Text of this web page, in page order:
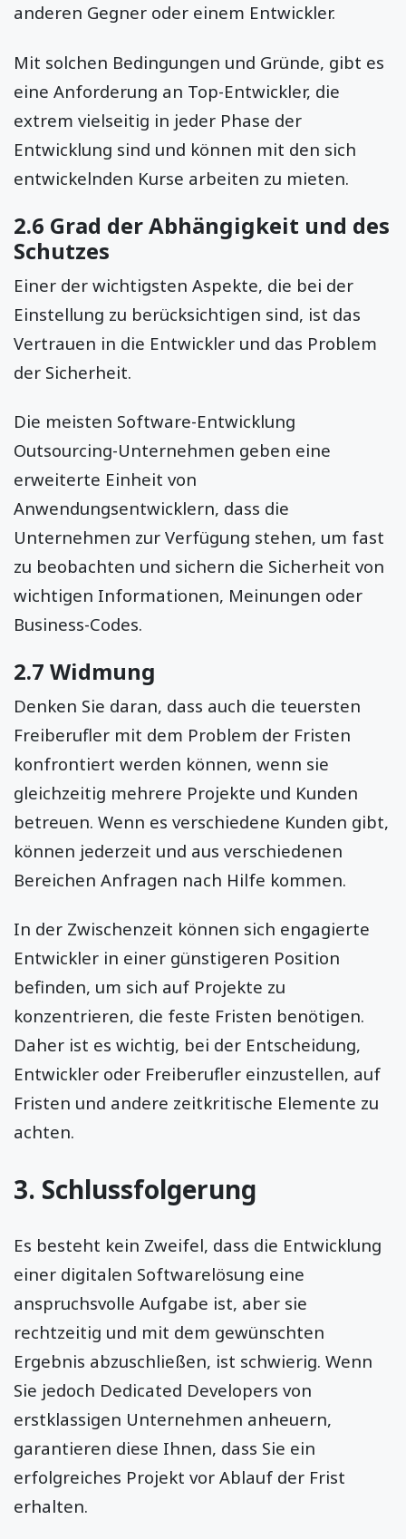
anderen Gegner oder einem Entwickler.
Mit solchen Bedingungen und Gründe, gibt es
eine Anforderung an Top-Entwickler, die
extrem vielseitig in jeder Phase der
Entwicklung sind und können mit den sich
entwickelnden Kurse arbeiten zu mieten.
2.6 Grad der Abhängigkeit und des
Schutzes
Einer der wichtigsten Aspekte, die bei der
Einstellung zu berücksichtigen sind, ist das
Vertrauen in die Entwickler und das Problem
der Sicherheit.
Die meisten Software-Entwicklung
Outsourcing-Unternehmen geben eine
erweiterte Einheit von
Anwendungsentwicklern, dass die
Unternehmen zur Verfügung stehen, um fast
zu beobachten und sichern die Sicherheit von
wichtigen Informationen, Meinungen oder
Business-Codes.
2.7 Widmung
Denken Sie daran, dass auch die teuersten
Freiberufler mit dem Problem der Fristen
konfrontiert werden können, wenn sie
gleichzeitig mehrere Projekte und Kunden
betreuen. Wenn es verschiedene Kunden gibt,
können jederzeit und aus verschiedenen
Bereichen Anfragen nach Hilfe kommen.
In der Zwischenzeit können sich engagierte
Entwickler in einer günstigeren Position
befinden, um sich auf Projekte zu
konzentrieren, die feste Fristen benötigen.
Daher ist es wichtig, bei der Entscheidung,
Entwickler oder Freiberufler einzustellen, auf
Fristen und andere zeitkritische Elemente zu
achten.
3. Schlussfolgerung
Es besteht kein Zweifel, dass die Entwicklung
einer digitalen Softwarelösung eine
anspruchsvolle Aufgabe ist, aber sie
rechtzeitig und mit dem gewünschten
Ergebnis abzuschließen, ist schwierig. Wenn
Sie jedoch Dedicated Developers von
erstklassigen Unternehmen anheuern,
garantieren diese Ihnen, dass Sie ein
erfolgreiches Projekt vor Ablauf der Frist
erhalten.